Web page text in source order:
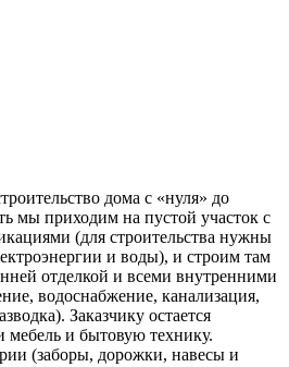
дома с «нуля» до
мы приходим на пустой участок с
(для строительства нужны
и воды), и строим там
отделкой и всеми внутренними
водоснабжение, канализация,
Заказчику остается
мебель и бытовую технику.
(заборы, дорожки, навесы и